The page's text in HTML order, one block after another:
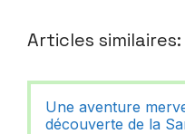
Articles similaires:
Une aventure
découverte de la